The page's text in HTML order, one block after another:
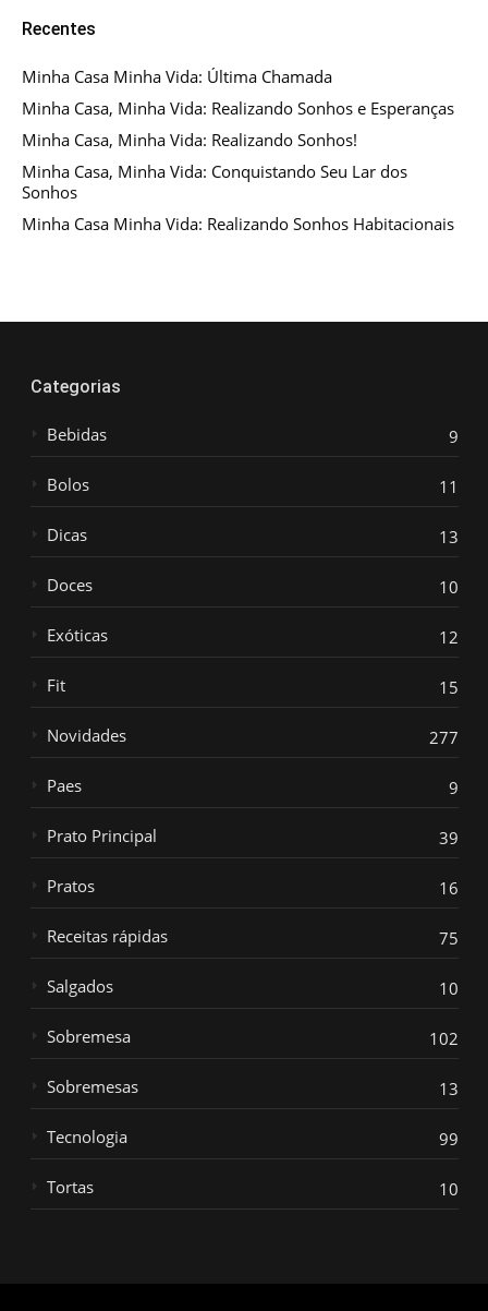
Recentes
Minha Casa Minha Vida: Última Chamada
Minha Casa, Minha Vida: Realizando Sonhos e Esperanças
Minha Casa, Minha Vida: Realizando Sonhos!
Minha Casa, Minha Vida: Conquistando Seu Lar dos
Sonhos
Minha Casa Minha Vida: Realizando Sonhos Habitacionais
Categorias
Bebidas 9
Bolos 11
Dicas 13
Doces 10
Exóticas 12
Fit 15
Novidades 277
Paes 9
Prato Principal 39
Pratos 16
Receitas rápidas 75
Salgados 10
Sobremesa 102
Sobremesas 13
Tecnologia 99
Tortas 10